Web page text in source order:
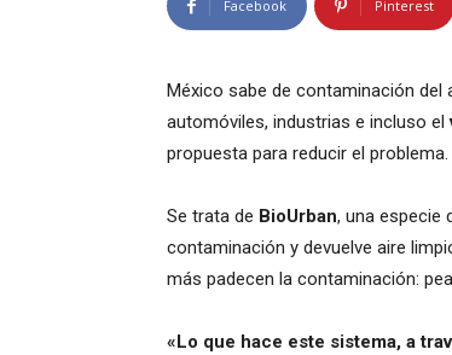
Facebook Pinterest
México sabe de contaminación del
automóviles, industrias e incluso el
propuesta para reducir el problema.
Se trata de BioUrban, una especie
contaminación y devuelve aire
más padecen la contaminación:
«Lo que hace este sistema, a